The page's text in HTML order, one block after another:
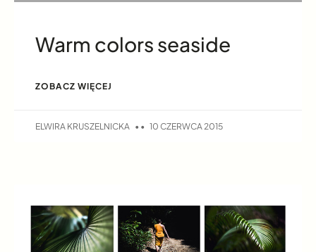
Warm colors seaside
ZOBACZ WIĘCEJ
ELWIRA KRUSZELNICKA 10 CZERWCA 2015